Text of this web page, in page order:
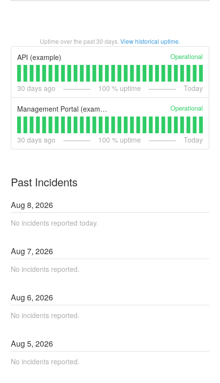
Uptime over the past30 days. View historical uptime.
API (example) Operational
30 days ago 100 % uptime Today
Management Portal (example) Operational
30 days ago 100 % uptime Today
Past Incidents
Aug8,2026
No incidents reported today.
Aug7,2026
No incidents reported.
Aug6,2026
No incidents reported.
Aug5,2026
No incidents reported.